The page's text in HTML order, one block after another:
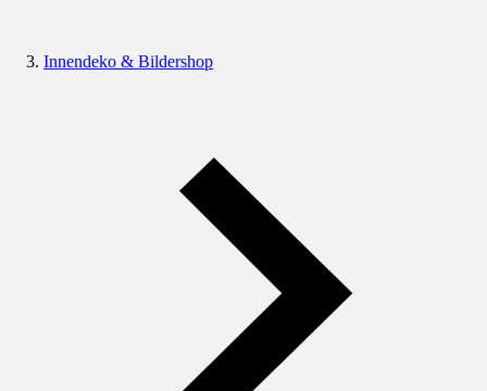
Innendeko & Bildershop